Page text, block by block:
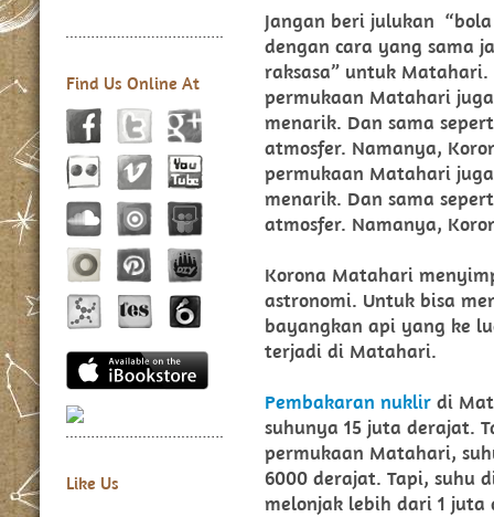
Find Us Online At
Like Us
Jangan beri julukan
dengan cara yang sama
raksasa” untuk
permukaan Matahari
menarik. Dan sama
atmosfer. Namanya,
permukaan Matahari
menarik. Dan sama
atmosfer. Namanya,
Korona Matahari
astronomi. Untuk bisa
bayangkan api yang ke
terjadi di Matahari.
Pembakaran nuklir di
suhunya 15 juta derajat.
permukaan Matahari,
6000 derajat. Tapi, suhu
melonjak lebih dari 1